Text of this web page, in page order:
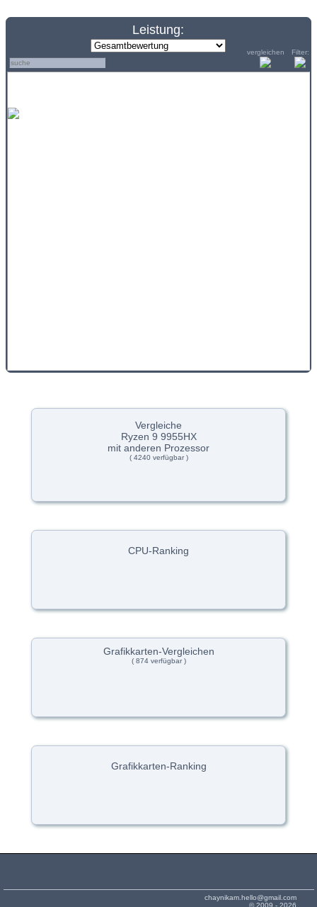
Leistung:
vergleichen Filter:
Vergleiche
Ryzen 9 9955HX
mit anderen Prozessor
( 4240 verfügbar )
CPU-Ranking
Grafikkarten-Vergleichen
( 874 verfügbar )
Grafikkarten-Ranking
chaynikam.hello@gmail.com
© 2009 - 2026